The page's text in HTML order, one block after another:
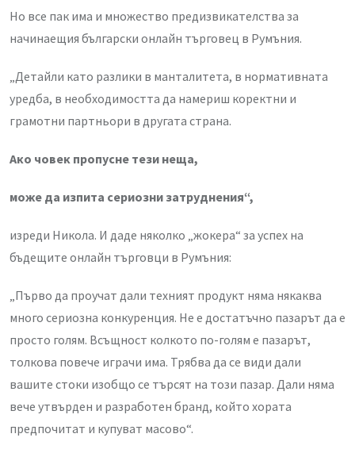
Но все пак има и множество предизвикателства за
начинаещия български онлайн търговец в Румъния.
„Детайли като разлики в манталитета, в нормативната
уредба, в необходимостта да намериш коректни и
грамотни партньори в другата страна.
Ако човек пропусне тези неща,
може да изпита сериозни затруднения“,
изреди Никола. И даде няколко „жокера“ за успех на
бъдещите онлайн търговци в Румъния:
„Първо да проучат дали техният продукт няма някаква
много сериозна конкуренция. Не е достатъчно пазарът да е
просто голям. Всъщност колкото по-голям е пазарът,
толкова повече играчи има. Трябва да се види дали
вашите стоки изобщо се търсят на този пазар. Дали няма
вече утвърден и разработен бранд, който хората
предпочитат и купуват масово“.